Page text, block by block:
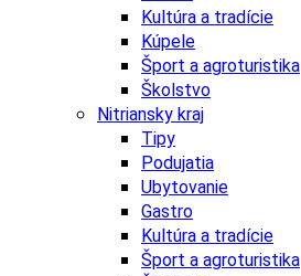
Kultúra a tradície
Kúpele
Šport a agroturistika
Školstvo
Nitriansky kraj
Tipy
Podujatia
Ubytovanie
Gastro
Kultúra a tradície
Šport a agroturistika